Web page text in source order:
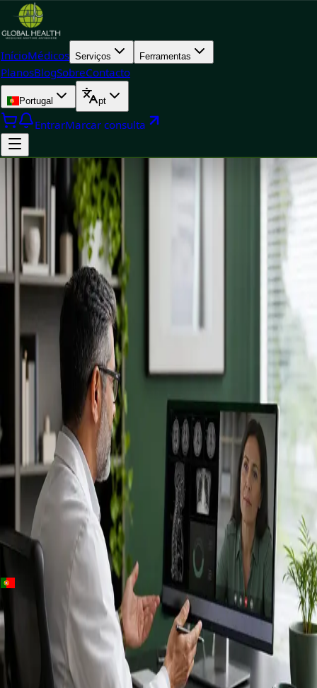
InícioMédicos Serviços Ferramentas
PlanosBlogSobreContacto
Portugal pt
EntrarMarcar consulta
++
Portugal · Especialistas
Specialist
consultation
Connect with specialists across cardiology, dermatology,
nutrition and more.